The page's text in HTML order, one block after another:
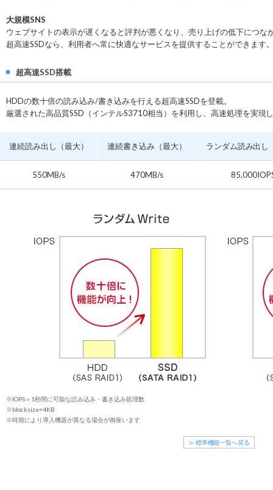
大規模SNS
ウェブサイトの表示が遅くなると評判が悪くなり、売り上げの低下につな
超高速SSDなら、利用者へ常に快適なサービスを提供することができます
超高速SSD搭載
HDDの数十倍の読み込み/書き込みを行える超高速SSDを登載。
厳選された高品質SSD（インテルS3710相当）を利用し、高速処理を実現
連続読み出し（最大） 連続書き込み（最大） ランダム読み出し
550MB/s 470MB/s
※IOPS＝1秒間に可能な読み込み・書き込み処理数
※blocksize=4KB
※時期により導入機器が異なる場合が御座います
≫ 標準機能一覧へ戻る